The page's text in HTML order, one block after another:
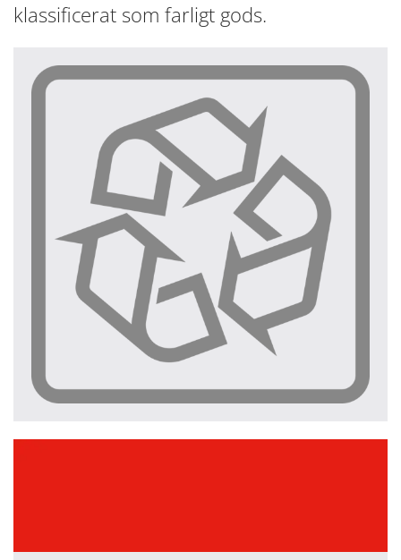
klassificerat som farligt gods.